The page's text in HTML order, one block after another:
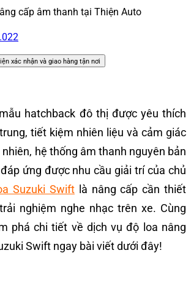
cấp âm thanh tại Thiện Auto
xác nhận và giao hàng tận nơi
hatchback đô thị được yêu thích
tiết kiệm nhiên liệu và cảm giác
nhiên, hệ thống âm thanh nguyên bản
ứng được nhu cầu giải trí của chủ
Suzuki Swiftlà nâng cấp cần thiết
nghiệm nghe nhạc trên xe. Cùng
phá chi tiết về dịch vụ độ loa nâng
Swift ngay bài viết dưới đây!